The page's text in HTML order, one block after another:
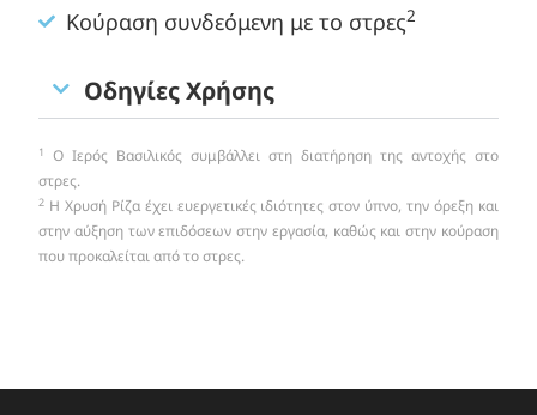
Κούραση συνδεόμενη με το στρες2
Οδηγίες Χρήσης
1
Ο Ιερός Βασιλικός συμβάλλει στη διατήρηση της αντοχής στο
στρες.
2 Η Χρυσή Ρίζα έχει ευεργετικές ιδιότητες στον ύπνο, την όρεξη και
στην αύξηση των επιδόσεων στην εργασία, καθώς και στην κούραση
που προκαλείται από το στρες.